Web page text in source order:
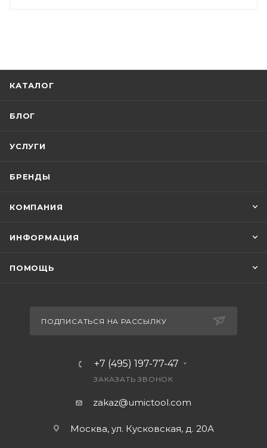
КАТАЛОГ
БЛОГ
УСЛУГИ
БРЕНДЫ
КОМПАНИЯ
ИНФОРМАЦИЯ
ПОМОЩЬ
ПОДПИСАТЬСЯ НА РАССЫЛКУ
+7 (495) 197-77-47
ЗАКАЗАТЬ ЗВОНОК
zakaz@umictool.com
Москва, ул. Кусковская, д. 20А